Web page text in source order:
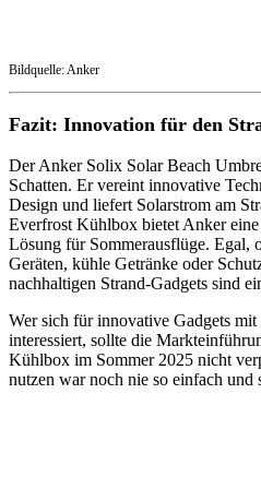
Bildquelle: Anker
Fazit: Innovation für den
Der Anker Solix Solar Beach
Schatten. Er vereint innovative
Design und liefert Solarstrom am
Everfrost Kühlbox bietet Anker
Lösung für Sommerausflüge. Egal,
Geräten, kühle Getränke oder
nachhaltigen Strand-Gadgets sind
Wer sich für innovative Gadgets
interessiert, sollte die
Kühlbox im Sommer 2025 nicht
nutzen war noch nie so einfach und